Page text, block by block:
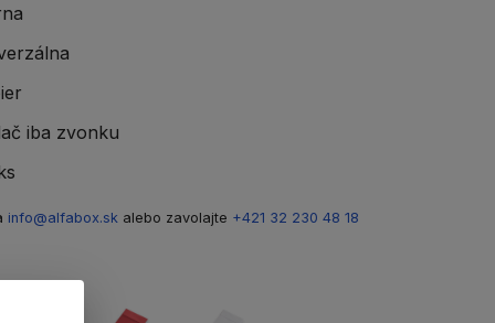
iba zvonku
info@alfabox.sk alebo zavolajte +421 32 230 48 18